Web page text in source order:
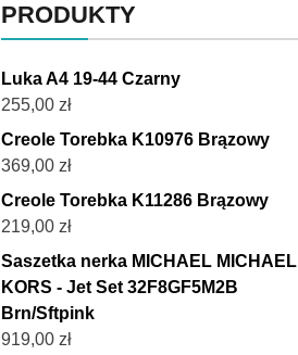
PRODUKTY
Luka A4 19-44 Czarny
255,00 zł
Creole Torebka K10976 Brązowy
369,00 zł
Creole Torebka K11286 Brązowy
219,00 zł
Saszetka nerka MICHAEL MICHAEL
KORS - Jet Set 32F8GF5M2B
Brn/Sftpink
919,00 zł